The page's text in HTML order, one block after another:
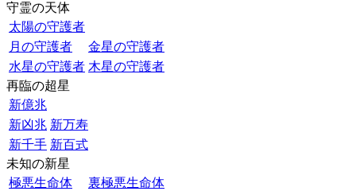
守霊の天体
太陽の守護者
月の守護者
金星の守護者
水星の守護者 木星の守護者
再臨の超星
新億兆
新凶兆 新万寿
新千手 新百式
未知の新星
極悪生命体
裏極悪生命体